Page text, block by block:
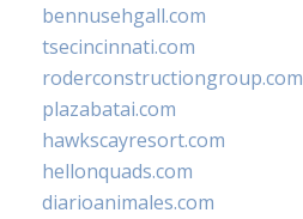
bennusehgall.com
tsecincinnati.com
roderconstructiongroup.com
plazabatai.com
hawkscayresort.com
hellonquads.com
diarioanimales.com